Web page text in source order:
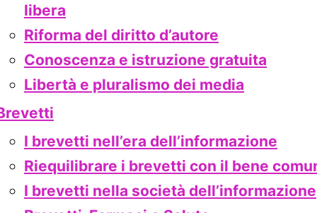
libera
Riforma del diritto d’autore
Conoscenza e istruzione gratuita
Libertà e pluralismo dei media
I brevetti nell’era dell’informazione
Riequilibrare i brevetti con il bene
I brevetti nella società dell’informazione